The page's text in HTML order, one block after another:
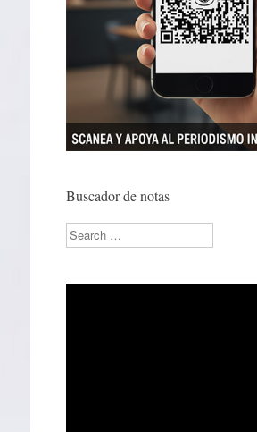
Buscador de notas
Search